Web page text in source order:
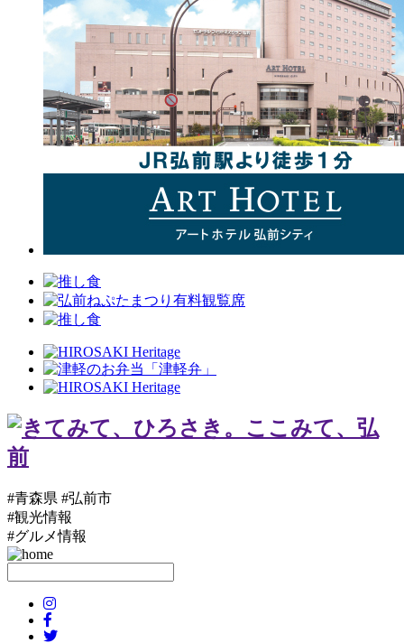
#青森県 #弘前市
#観光情報
#グルメ情報